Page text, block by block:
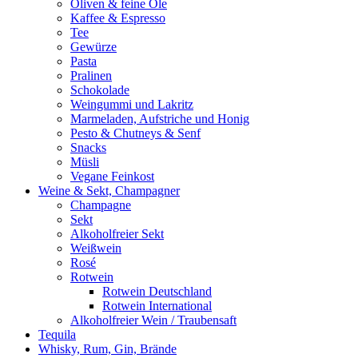
Oliven & feine Öle
Kaffee & Espresso
Tee
Gewürze
Pasta
Pralinen
Schokolade
Weingummi und Lakritz
Marmeladen, Aufstriche und Honig
Pesto & Chutneys & Senf
Snacks
Müsli
Vegane Feinkost
Weine & Sekt, Champagner
Champagne
Sekt
Alkoholfreier Sekt
Weißwein
Rosé
Rotwein
Rotwein Deutschland
Rotwein International
Alkoholfreier Wein / Traubensaft
Tequila
Whisky, Rum, Gin, Brände